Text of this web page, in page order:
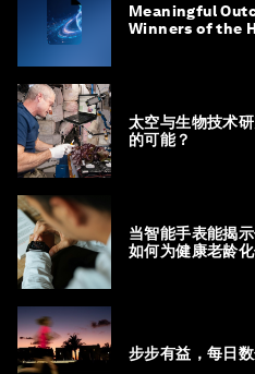
Meaningful
Winners of the
太空与生物技术
的可能？
当智能手表能揭
如何为健康老龄
步步有益，每日